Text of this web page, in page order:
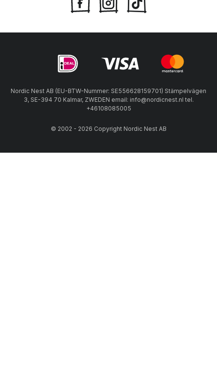
Nordic Nest AB (EU-BTW-Nummer: SE556628159701) Stämpelvägen
3, SE-394 70 Kalmar, ZWEDEN email: info@nordicnest.nl tel.
+46108085005
© 2002 - 2026 Copyright Nordic Nest AB